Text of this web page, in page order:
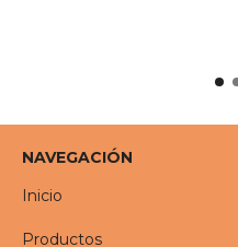
NAVEGACIÓN
Inicio
Productos